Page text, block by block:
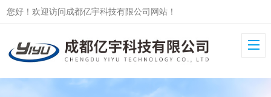
您好！欢迎访问成都亿宇科技有限公司网站！